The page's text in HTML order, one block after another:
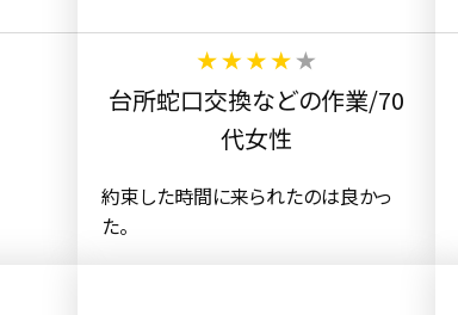
台所蛇口交換などの作業/70
代女性
約束した時間に来られたのは良かっ
た。